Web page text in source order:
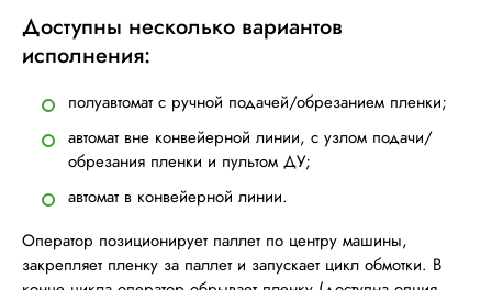
Доступны несколько вариантов
исполнения:
полуавтомат с ручной подачей/обрезанием пленки;
автомат вне конвейерной линии, с узлом подачи/
обрезания пленки и пультом ДУ;
автомат в конвейерной линии.
Оператор позиционирует паллет по центру машины,
закрепляет пленку за паллет и запускает цикл обмотки. В